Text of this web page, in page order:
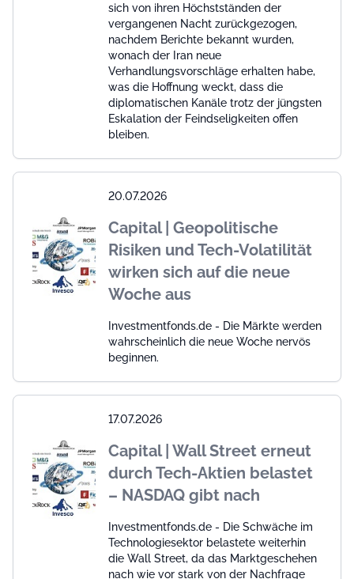
sich von ihren Höchstständen der
vergangenen Nacht zurückgezogen,
nachdem Berichte bekannt wurden,
wonach der Iran neue
Verhandlungsvorschläge erhalten habe,
was die Hoffnung weckt, dass die
diplomatischen Kanäle trotz der jüngsten
Eskalation der Feindseligkeiten offen
bleiben.
20.07.2026
Capital | Geopolitische
Risiken und Tech-Volatilität
wirken sich auf die neue
Woche aus
Investmentfonds.de - Die Märkte werden
wahrscheinlich die neue Woche nervös
beginnen.
17.07.2026
Capital | Wall Street erneut
durch Tech-Aktien belastet
– NASDAQ gibt nach
Investmentfonds.de - Die Schwäche im
Technologiesektor belastete weiterhin
die Wall Street, da das Marktgeschehen
nach wie vor stark von der Nachfrage